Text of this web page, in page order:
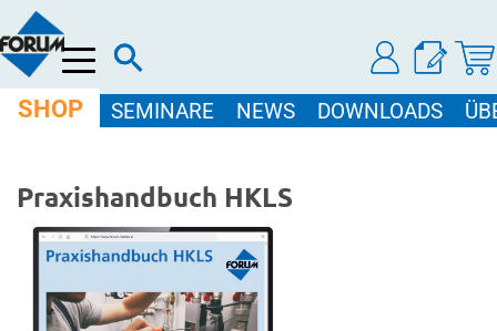
Menü
SHOP SEMINARE NEWS DOWNLOADS
Praxishandbuch HKLS